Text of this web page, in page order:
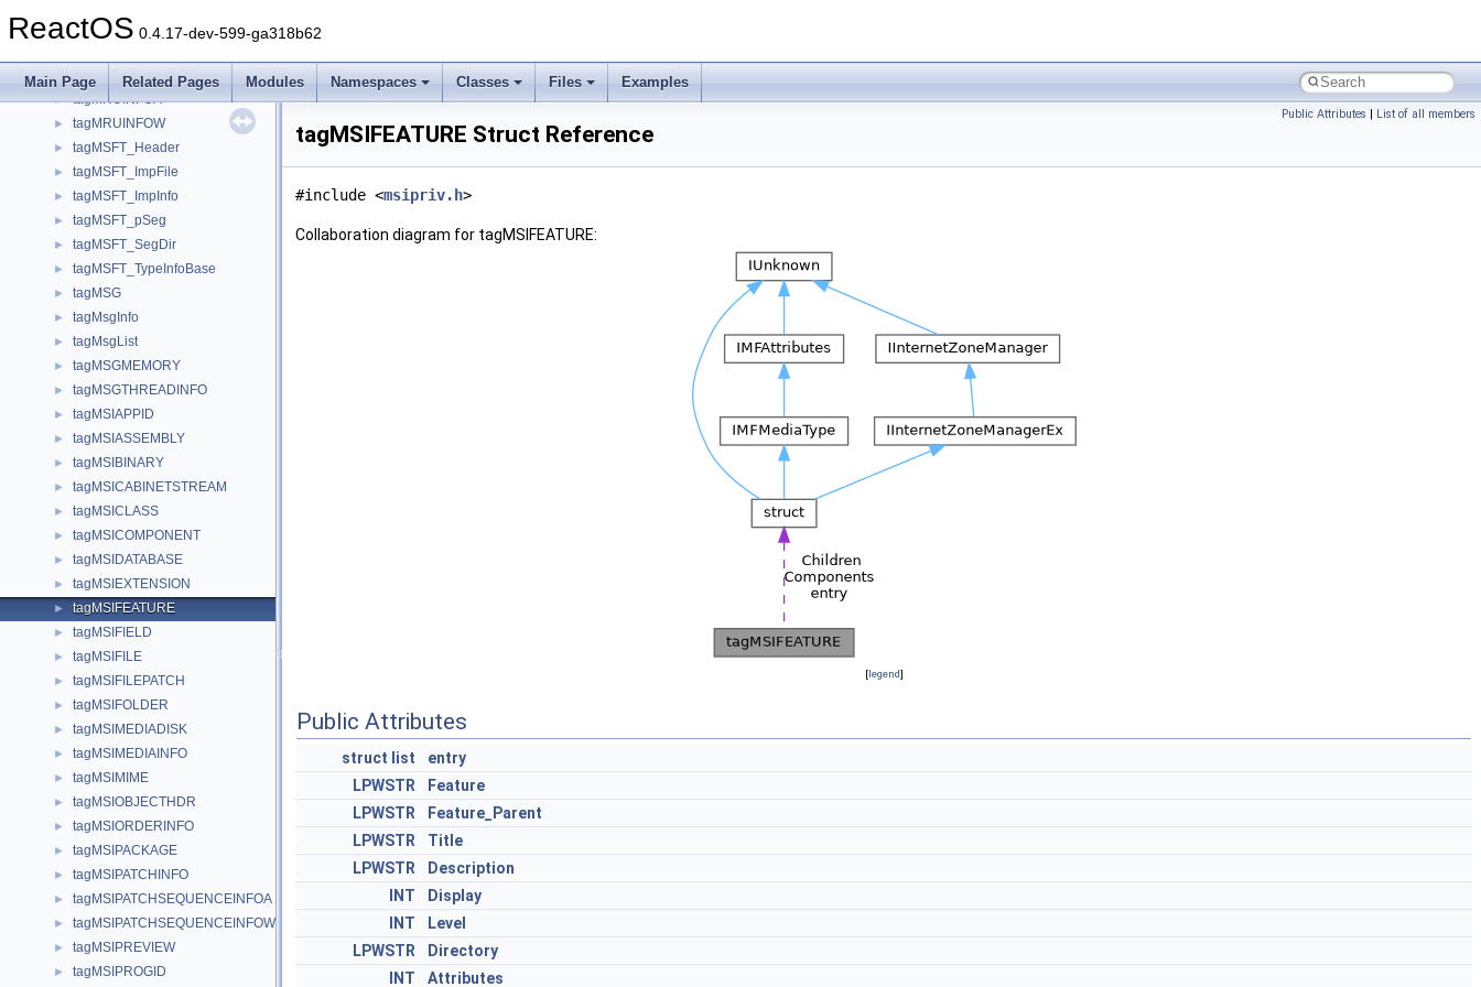
ReactOS 0.4.17-dev-599-ga318b62
Main Page Related Pages Modules Namespaces Classes Files Examples
► tagMOUSEINPUT
► tagMPEG1VIDEOINFO
► tagMRUINFOA
► tagMRUINFOW
► tagMSFT_Header
► tagMSFT_ImpFile
► tagMSFT_ImpInfo
► tagMSFT_pSeg
► tagMSFT_SegDir
► tagMSFT_TypeInfoBase
► tagMSG
► tagMsgInfo
► tagMsgList
► tagMSGMEMORY
► tagMSGTHREADINFO
► tagMSIAPPID
► tagMSIASSEMBLY
► tagMSIBINARY
► tagMSICABINETSTREAM
► tagMSICLASS
► tagMSICOMPONENT
► tagMSIDATABASE
► tagMSIEXTENSION
► tagMSIFEATURE
► tagMSIFIELD
► tagMSIFILE
► tagMSIFILEPATCH
► tagMSIFOLDER
► tagMSIMEDIADISK
► tagMSIMEDIAINFO
► tagMSIMIME
► tagMSIOBJECTHDR
► tagMSIORDERINFO
► tagMSIPACKAGE
► tagMSIPATCHINFO
► tagMSIPATCHSEQUENCEINFOA
► tagMSIPATCHSEQUENCEINFOW
► tagMSIPREVIEW
► tagMSIPROGID
Public Attributes | List of all members
tagMSIFEATURE Struct Reference
#include <msipriv.h>
Collaboration diagram for tagMSIFEATURE:
[legend]
Public Attributes
struct list
entry
LPWSTR
Feature
LPWSTR
Feature_Parent
LPWSTR
Title
LPWSTR
Description
INT
Display
INT
Level
LPWSTR
Directory
INT
Attributes